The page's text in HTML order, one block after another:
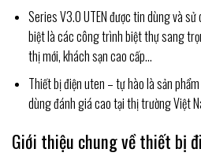
Series V3.0 UTEN được tin dùng và
biệt là các công trình biệt thự sang
thị mới, khách sạn cao cấp…
Thiết bị điện uten – tự hào là sản
dùng đánh giá cao tại thị trường Việt
Giới thiệu chung về thiết bị